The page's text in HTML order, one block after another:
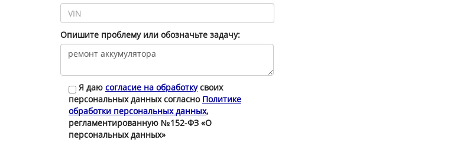
Опишите проблему или обозначьте задачу:
Я даю согласие на обработкусвоих
персональных данных согласно Политике
обработки персональных данных,
регламентированную №152-ФЗ «О
персональных данных»